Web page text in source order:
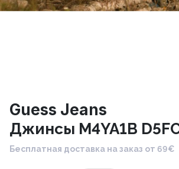
Guess Jeans
Джинсы M4YA1B
Бесплатная доставка на заказ от 69€